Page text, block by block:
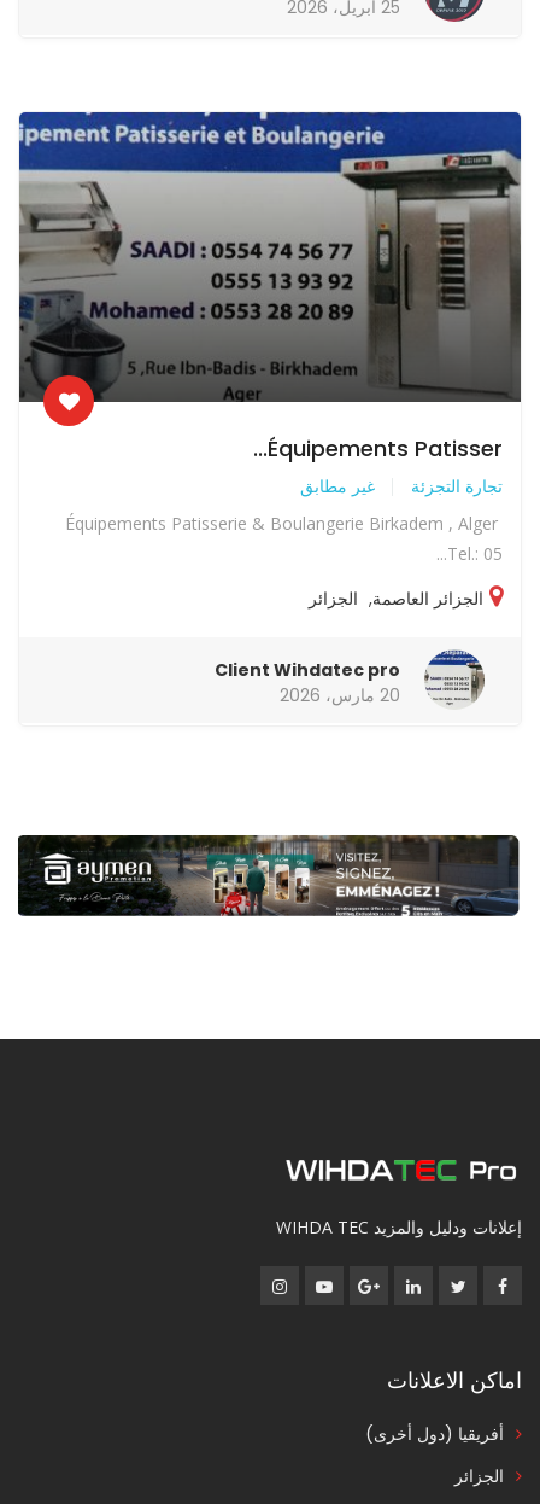
25 أبريل، 2026
Équipements Patisser...
تجارة التجزئة غير مطابق
Équipements Patisserie & Boulangerie Birkadem , Alger
Tel.: 05...
الجزائر العاصمة, الجزائر
Client Wihdatec pro
20 مارس، 2026
إعلانات ودليل والمزيد WIHDA TEC
اماكن الاعلانات
أفريقيا (دول أخرى)
الجزائر